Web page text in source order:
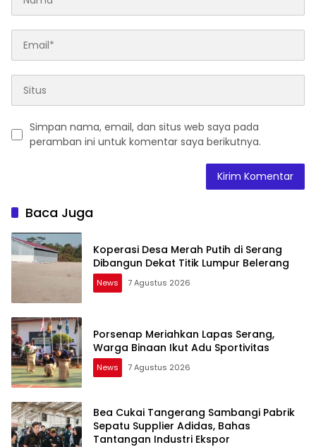
Simpan nama, email, dan situs web saya pada
peramban ini untuk komentar saya berikutnya.
Baca Juga
Koperasi Desa Merah Putih di Serang
Dibangun Dekat Titik Lumpur Belerang
News 7 Agustus 2026
Porsenap Meriahkan Lapas Serang,
Warga Binaan Ikut Adu Sportivitas
News 7 Agustus 2026
Bea Cukai Tangerang Sambangi Pabrik
Sepatu Supplier Adidas, Bahas
Tantangan Industri Ekspor